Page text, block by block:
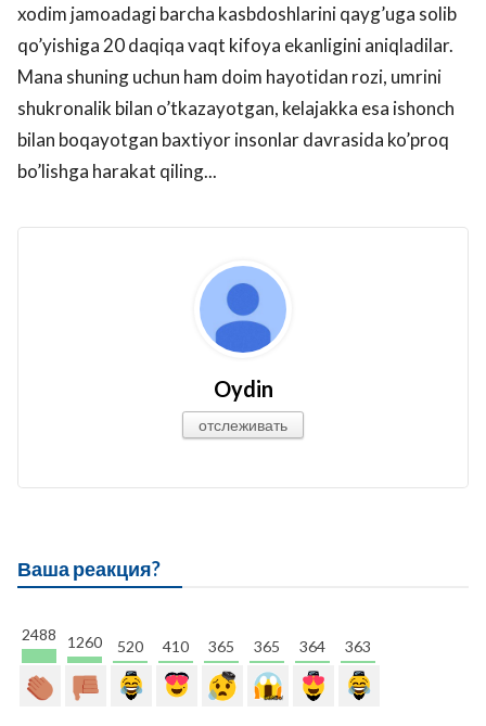
xodim jamoadagi barcha kasbdoshlarini qayg’uga solib
qo’yishiga 20 daqiqa vaqt kifoya ekanligini aniqladilar.
Mana shuning uchun ham doim hayotidan rozi, umrini
shukronalik bilan o’tkazayotgan, kelajakka esa ishonch
bilan boqayotgan baxtiyor insonlar davrasida ko’proq
bo’lishga harakat qiling...
Oydin
отслеживать
Ваша реакция?
2488 1260 520 410 365 365 364 363